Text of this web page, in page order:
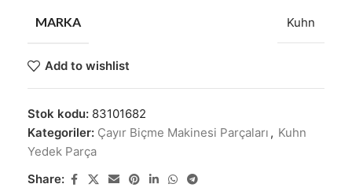
MARKA Kuhn
Add to wishlist
Stok kodu: 83101682
Kategoriler: Çayır Biçme Makinesi Parçaları , Kuhn
Yedek Parça
Share: